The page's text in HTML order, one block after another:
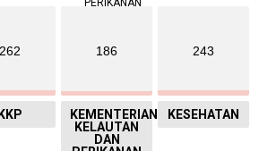
262
KKP
186
KEMENTERIAN
KELAUTAN
DAN
243
KESEHATAN